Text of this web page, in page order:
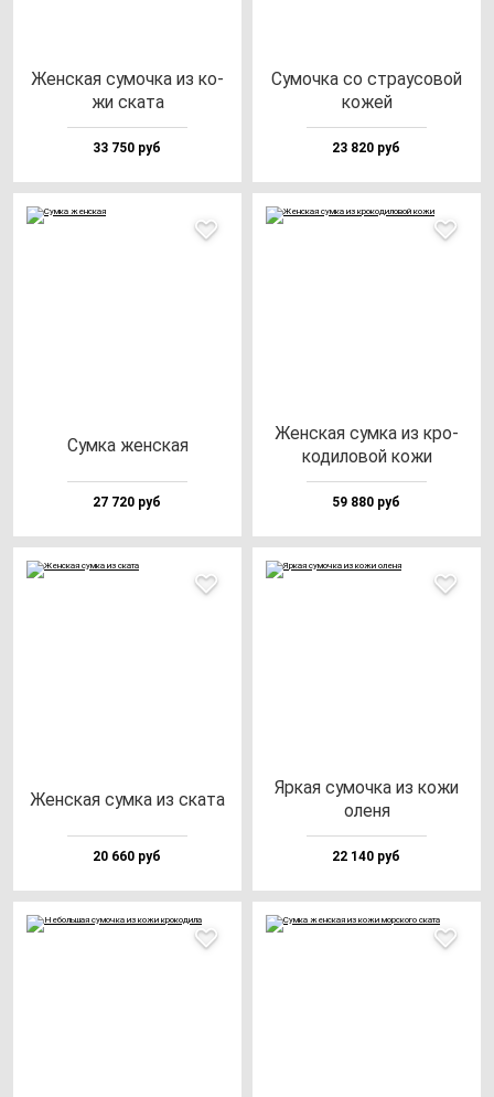
Жен­ская су­моч­ка из ко­
жи ска­та
33 750 руб
Сумоч­ка со стра­усо­вой
ко­жей
23 820 руб
Сум­ка жен­ская
27 720 руб
Жен­ская сум­ка из кро­
ко­ди­ло­вой ко­жи
59 880 руб
Жен­ская сум­ка из ска­та
20 660 руб
Яркая су­моч­ка из ко­жи
оле­ня
22 140 руб